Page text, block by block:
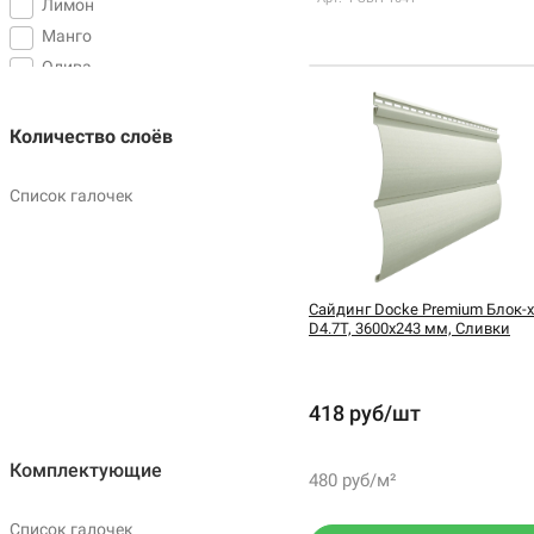
Лимон
Манго
Олива
Фисташки
Количество слоёв
Список галочек
Комплектующие
Список галочек
Сайдинг Docke Premium Блок-
D4.7T, 3600х243 мм, Сливки
418 руб/шт
480 руб/м²